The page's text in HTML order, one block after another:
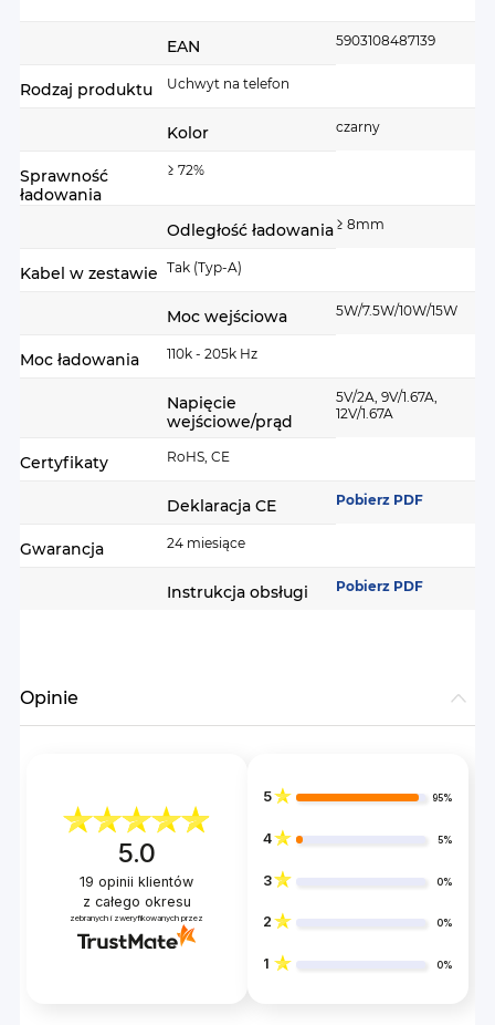
EAN 5903108487139
Rodzaj produktu Uchwyt na telefon
Kolor czarny
Sprawność
ładowania
≥ 72%
Odległość ładowania ≥ 8mm
Kabel w zestawie Tak (Typ-A)
Moc wejściowa 5W/7.5W/10W/15W
Moc ładowania 110k - 205k Hz
Napięcie
wejściowe/prąd
5V/2A, 9V/1.67A,
12V/1.67A
Certyfikaty RoHS, CE
Deklaracja CE Pobierz PDF
Gwarancja 24 miesiące
Instrukcja obsługi Pobierz PDF
Opinie
5.0
19 opinii klientów
z całego okresu
zebranych i zweryfikowanych przez
5 95%
4 5%
3 0%
2 0%
1 0%